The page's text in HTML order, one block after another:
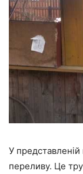
У представленій
переливу. Це